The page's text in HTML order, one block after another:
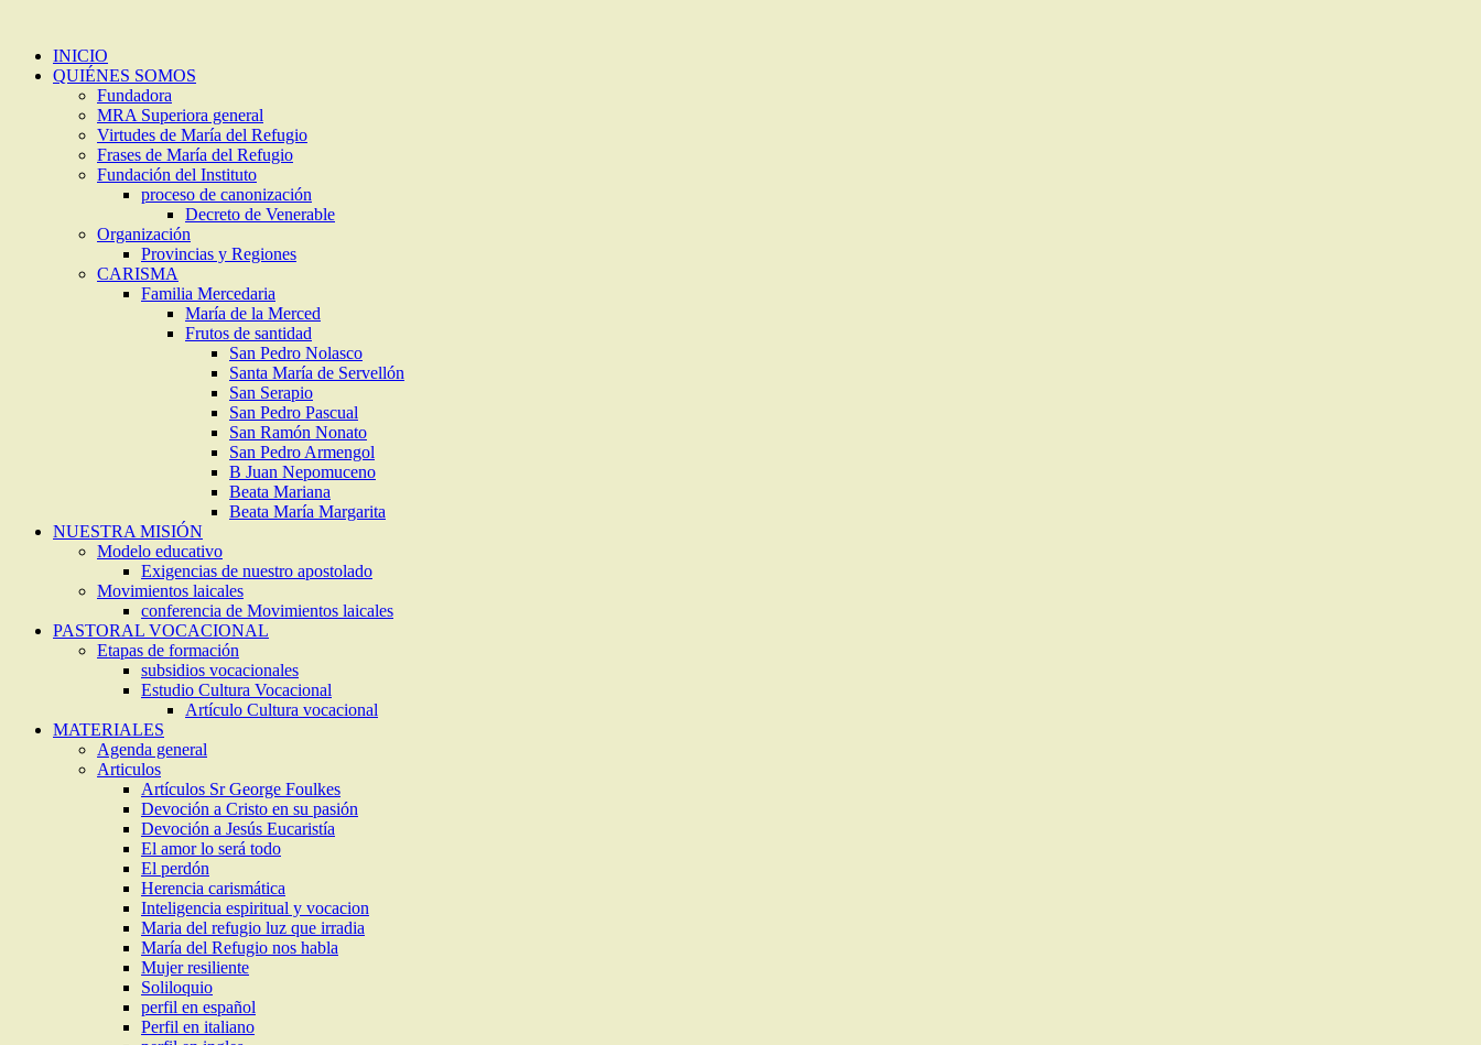
INICIO
QUIÉNES SOMOS
Fundadora
MRA Superiora general
Virtudes de María del Refugio
Frases de María del Refugio
Fundación del Instituto
proceso de canonización
Decreto de Venerable
Organización
Provincias y Regiones
CARISMA
Familia Mercedaria
María de la Merced
Frutos de santidad
San Pedro Nolasco
Santa María de Servellón
San Serapio
San Pedro Pascual
San Ramón Nonato
San Pedro Armengol
B Juan Nepomuceno
Beata Mariana
Beata María Margarita
NUESTRA MISIÓN
Modelo educativo
Exigencias de nuestro apostolado
Movimientos laicales
conferencia de Movimientos laicales
PASTORAL VOCACIONAL
Etapas de formación
subsidios vocacionales
Estudio Cultura Vocacional
Artículo Cultura vocacional
MATERIALES
Agenda general
Articulos
Artículos Sr George Foulkes
Devoción a Cristo en su pasión
Devoción a Jesús Eucaristía
El amor lo será todo
El perdón
Herencia carismática
Inteligencia espiritual y vocacion
Maria del refugio luz que irradia
María del Refugio nos habla
Mujer resiliente
Soliloquio
perfil en español
Perfil en italiano